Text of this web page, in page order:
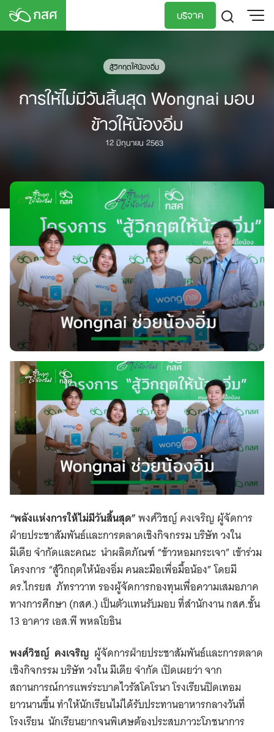
Skip
บริจาค
สู้วิกฤตให้น้องอิ่ม
การให้ไม่มีวันสิ้นสุด Wongnai มอบ
ข้าวให้น้องอิ่ม
12 มิถุนายน 2563
“พลังแห่งการให้ไม่มีวันสิ้นสุด”พงศ์วิชญ์ คงเจริญ ผู้จัดการ
ฝ่ายประชาสัมพันธ์และการตลาดเชิงกิจกรรม บริษัท วงใน
มีเดีย จำกัดและคณะ นำผลิตภัณฑ์ “ข้าวหอมกระเจา” เข้าร่วม
โครงการ “สู้วิกฤตให้น้องอิ่ม คนละมือเพื่อมื้อน้อง” โดยมี
ดร.ไกรยส ภัทราวาท รองผู้จัดการกองทุนเพื่อความเสมอภาค
ทางการศึกษา (กสศ.) เป็นตัวแทนรับมอบ ที่สำนักงาน กสศ.ชั้น
13 อาคาร เอส.พี พหลโยธิน
พงศ์วิชญ์ คงเจริญ ผู้จัดการฝ่ายประชาสัมพันธ์และการตลาด
เชิงกิจกรรม บริษัท วงใน มีเดีย จำกัด เปิดเผยว่า จาก
สถานการณ์การแพร่ระบาดไวรัสโคโรนา โรงเรียนปิดเทอม
ยาวนานขึ้น ทำให้นักเรียนไม่ได้รับประทานอาหารกลางวันที่
โรงเรียน นักเรียนยากจนพิเศษต้องประสบภาวะโภชนาการ